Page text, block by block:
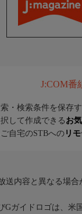
J:COM番
・検索条件を保存
して作成できる お
自宅のSTBへの リ
内容と異なる場合
Gガイドロゴは、米